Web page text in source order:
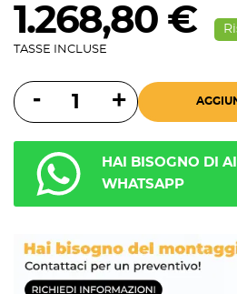
1.268,80 €
TASSE INCLUSE
HAI BISOGNO DI
WHATSAPP